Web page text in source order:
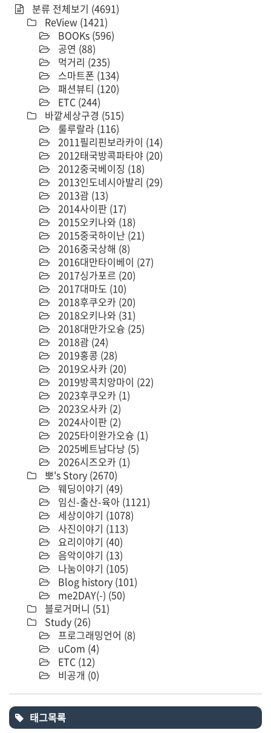
분류 전체보기 (4691)
ReView (1421)
BOOKs (596)
공연 (88)
먹거리 (235)
스마트폰 (134)
패션뷰티 (120)
ETC (244)
바깥세상구경 (515)
룰루랄라 (116)
2011필리핀보라카이 (14)
2012태국방콕파타야 (20)
2012중국베이징 (18)
2013인도네시아발리 (29)
2013괌 (13)
2014사이판 (17)
2015오키나와 (18)
2015중국하이난 (21)
2016중국상해 (8)
2016대만타이베이 (27)
2017싱가포르 (20)
2017대마도 (10)
2018후쿠오카 (20)
2018오키나와 (31)
2018대만가오슝 (25)
2018괌 (24)
2019홍콩 (28)
2019오사카 (20)
2019방콕치앙마이 (22)
2023후쿠오카 (1)
2023오사카 (2)
2024사이판 (2)
2025타이완가오슝 (1)
2025베트남다낭 (5)
2026시즈오카 (1)
뽀's Story (2670)
웨딩이야기 (49)
임신-출산-육아 (1121)
세상이야기 (1078)
사진이야기 (113)
요리이야기 (40)
음악이야기 (13)
나눔이야기 (105)
Blog history (101)
me2DAY(-) (50)
블로거머니 (51)
Study (26)
프로그래밍언어 (8)
uCom (4)
ETC (12)
비공개 (0)
태그목록